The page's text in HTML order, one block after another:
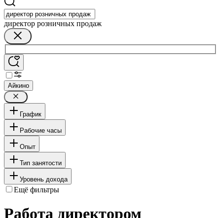
директор розничных продаж
Айкино
График
Рабочие часы
Опыт
Тип занятости
Уровень дохода
Ещё фильтры
Работа директором